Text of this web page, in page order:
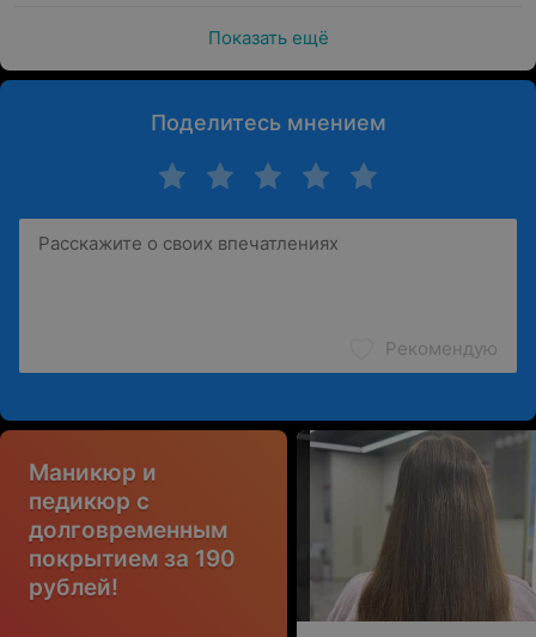
Показать ещё
Поделитесь мнением
Рекомендую
Маникюр и
педикюр с
долговременным
покрытием за 190
рублей!